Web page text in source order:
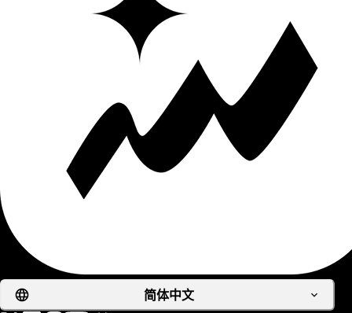
简体中文